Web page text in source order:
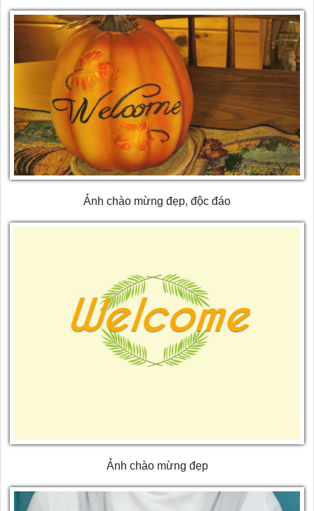
Ảnh chào mừng đẹp, độc đáo
Ảnh chào mừng đẹp